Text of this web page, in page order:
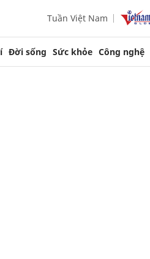
Tuần Việt Nam
Đời sống Sức khỏe Công nghệ